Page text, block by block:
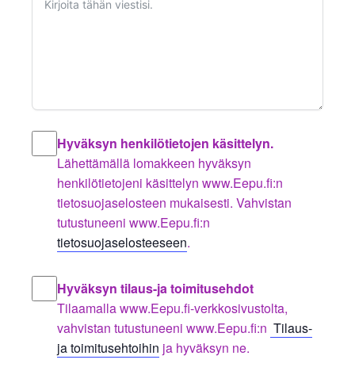
Hyväksyn henkilötietojen käsittelyn.
Lähettämällä lomakkeen hyväksyn
henkilötietojeni käsittelyn www.Eepu.fi:n
tietosuojaselosteen mukaisesti. Vahvistan
tutustuneeni www.Eepu.fi:n
tietosuojaselosteeseen.
Hyväksyn tilaus-ja toimitusehdot
Tilaamalla www.Eepu.fi-verkkosivustolta,
vahvistan tutustuneeni www.Eepu.fi:n Tilaus-
ja toimitusehtoihin ja hyväksyn ne.